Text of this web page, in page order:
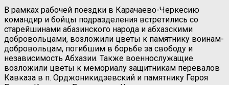
В рамках рабочей поездки в Карачаево-Черкесию
командир и бойцы подразделения встретились со
старейшинами абазинского народа и абхазскими
добровольцами, возложили цветы к памятнику воинам-
добровольцам, погибшим в борьбе за свободу и
независимость Абхазии. Также военнослужащие
возложили цветы к мемориалу защитникам перевалов
Кавказа в п. Орджоникидзевский и памятнику Героя